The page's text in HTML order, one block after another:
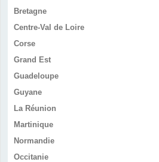
Bretagne
Centre-Val de Loire
Corse
Grand Est
Guadeloupe
Guyane
La Réunion
Martinique
Normandie
Occitanie